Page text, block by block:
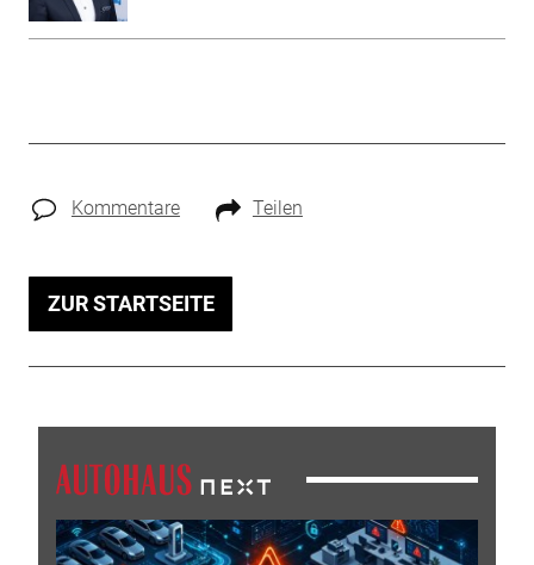
Kommentare Teilen
ZUR STARTSEITE